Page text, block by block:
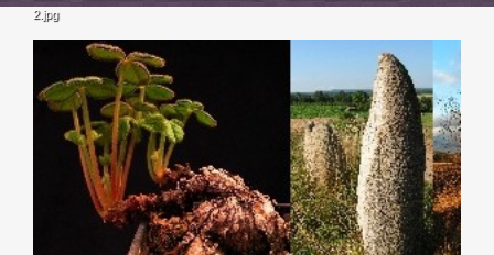
2.jpg